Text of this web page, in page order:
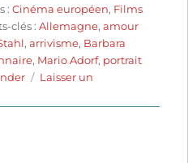
:Cinéma européen, Films
clés :Allemagne,amour
,arrivisme, Barbara
, Mario Adorf, portrait
Laisser un